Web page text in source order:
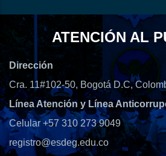
ATENCIÓN AL
Dirección
Cra. 11#102-50, Bogotá D.C,
Línea Atención y Línea
Celular +57 310 273 9049
registro@esdeg.edu.co